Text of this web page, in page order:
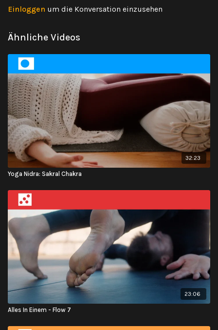
Einloggen um die Konversation einzusehen
Ähnliche Videos
32:23
Yoga Nidra: Sakral Chakra
23:06
Alles In Einem - Flow 7